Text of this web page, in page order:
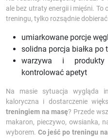
ale bez utraty energii i mięśni. To
treningu, tylko rozsądnie
umiarkowane porcje
solidna porcja białka po
warzywa i
kontrolować apetyt
Na masie sytuacja wygląda
kaloryczna i dostarczenie
treningiem na masę? Przede
makaron, pieczywo, owsianka,
wyborem. Co jeść po treningu